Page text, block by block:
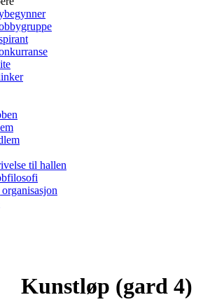
til hallen
Kunstløp (gard 4)